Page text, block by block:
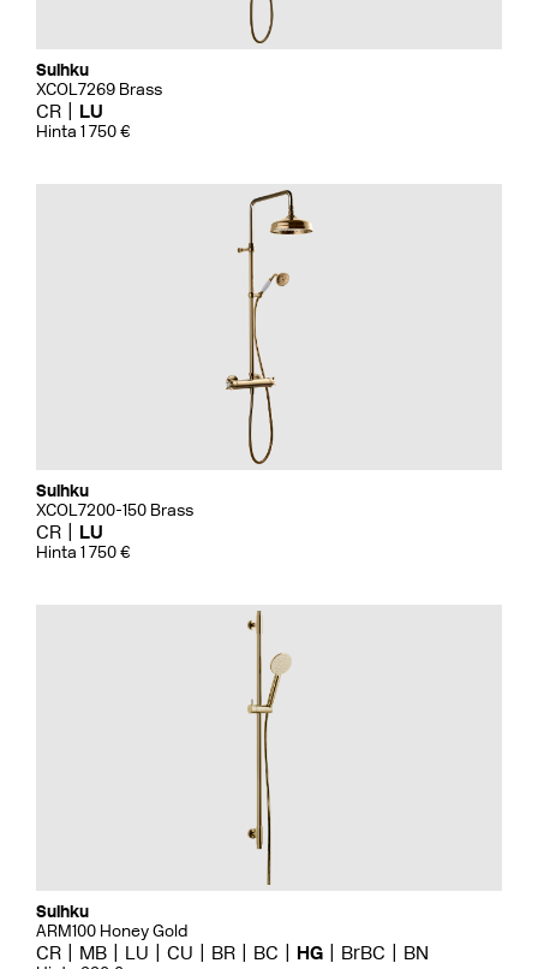
Suihku
XCOL7269 Brass
CR LU
Hinta 1 750 €
Suihku
XCOL7200-150 Brass
CR LU
Hinta 1 750 €
Suihku
ARM100 Honey Gold
CR MB LU CU BR BC HG BrBC BN